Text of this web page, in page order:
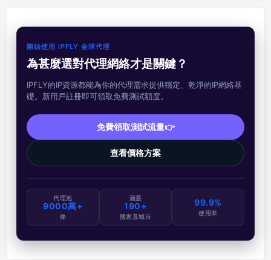
開始使用 IPFLY 全球代理
為甚麼選對代理網絡才是關鍵？
IPFLY的IP資源都能為你的代理需求提供穩定、乾淨的IP網絡基
礎。新用戶註冊即可領取免費測試額度。
免費領取測試流量👉
查看價格方案
代理池
9000萬+
條
涵蓋
190+
國家及城市
99.9%
使用率